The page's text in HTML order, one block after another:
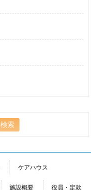
ケアハウス
施設概要 役員・定款